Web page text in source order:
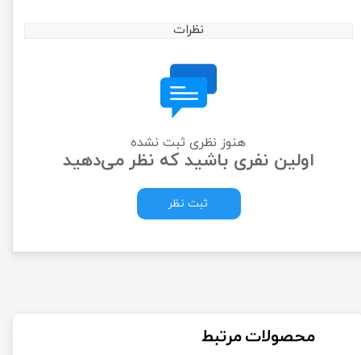
نظرات
هنوز نظری ثبت نشده
اولین نفری باشید که نظر می‌دهید
ثبت نظر
محصولات مرتبط